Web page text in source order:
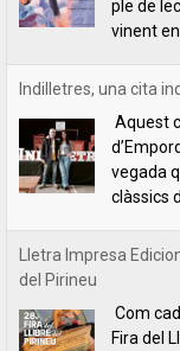
clàssics
Lletra Impresa
del Pirineu
Com
Fira del
sèrie de
Un llibre per
Un llibre